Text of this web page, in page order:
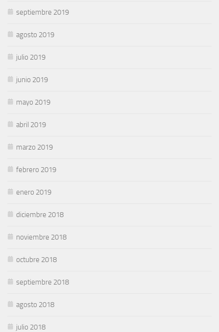
septiembre 2019
agosto 2019
julio 2019
junio 2019
mayo 2019
abril 2019
marzo 2019
febrero 2019
enero 2019
diciembre 2018
noviembre 2018
octubre 2018
septiembre 2018
agosto 2018
julio 2018